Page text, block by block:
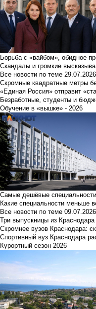
Борьба с «вайбом», обидное
Скандалы и громкие
Все новости по теме 29.07.2026
Скромные квадратные метры
«Единая Россия» отправит
Безработные, студенты и
Обучение в «вышке» - 2026
Самые дешёвые
Какие специальности меньше
Все новости по теме 09.07.2026
Три выпускницы из
Скромнее вузов Краснодара:
Спортивный вуз Краснодара
Курортный сезон 2026